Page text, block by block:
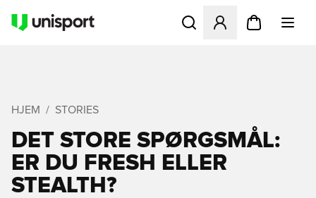
Åbner en Modal til at
HJEM STORIES
DET STORE SPØRGSMÅL:
ER DU FRESH ELLER
STEALTH?